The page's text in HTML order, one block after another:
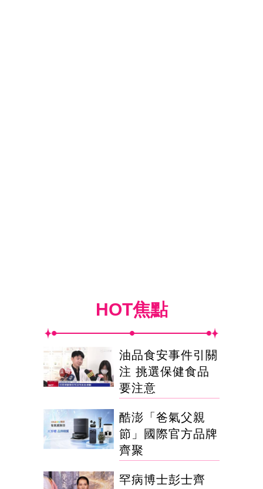
HOT焦點
油品食安事件引關
注 挑選保健食品
要注意
酷澎「爸氣父親
節」國際官方品牌
齊聚
罕病博士彭士齊